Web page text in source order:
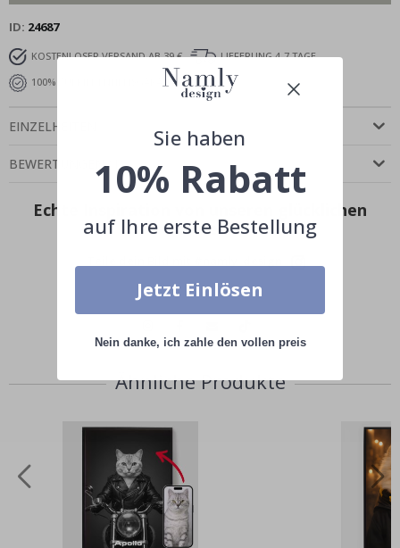
ID 24687
KOSTENLOSER VERSAND AB 39 €
LIEFERUNG 4-7 TAGE
100% ZUFRIEDENHEITSGARANTIE
EINZELHEITEN
BEWERTUNGEN( )
Echte Inspiration von unseren glücklichen
Kunden!
Ähnliche Produkte
Sie haben
10% Rabatt
auf Ihre erste Bestellung
Jetzt Einlösen
Nein danke, ich zahle den vollen preis